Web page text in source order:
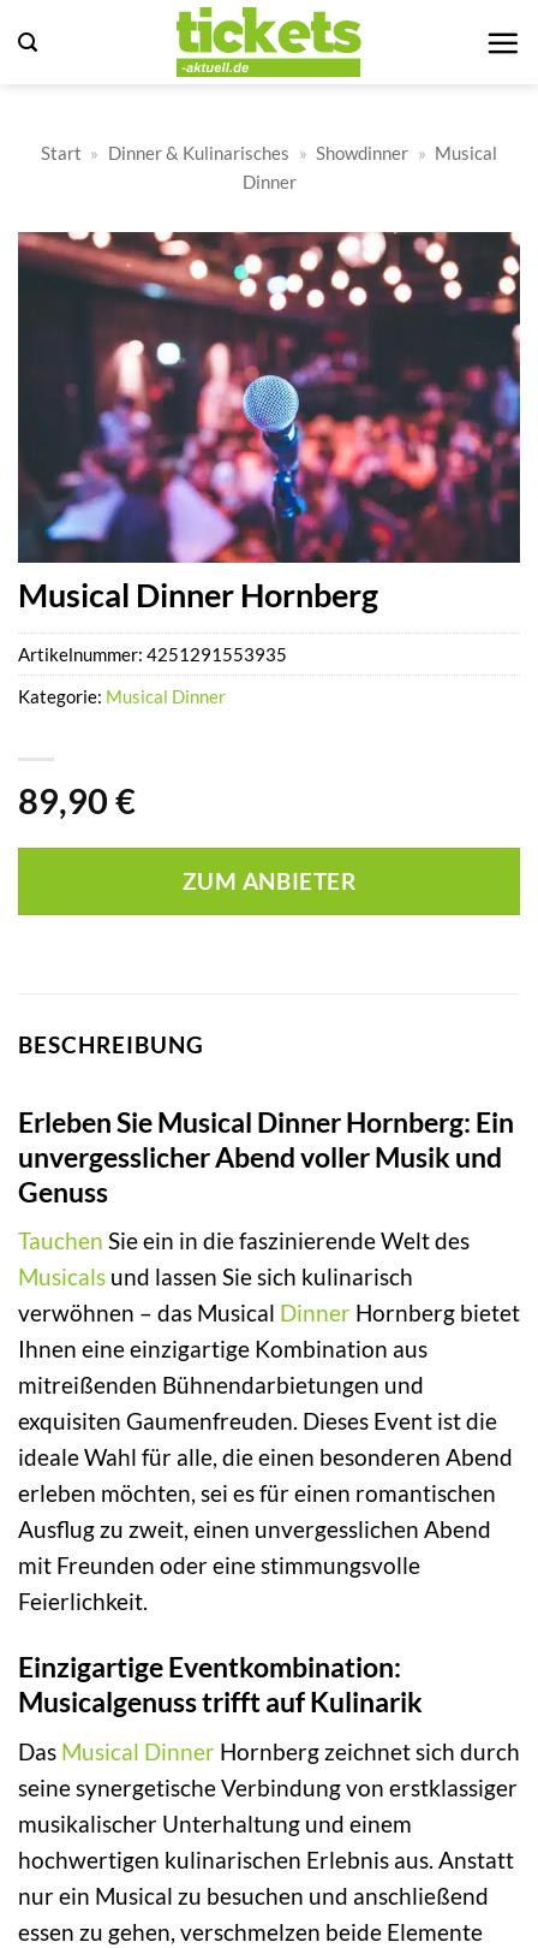
Inhalt
Start » Dinner & Kulinarisches » Showdinner » Musical
Dinner
Musical Dinner Hornberg
89,90 €
ZUM ANBIETER
Artikelnummer: 4251291553935
Kategorie: Musical Dinner
BESCHREIBUNG
Erleben Sie Musical Dinner Hornberg: Ein
unvergesslicher Abend voller Musik und
Genuss
Tauchen Sie ein in die faszinierende Welt des
Musicals und lassen Sie sich kulinarisch
verwöhnen – das Musical Dinner Hornberg bietet
Ihnen eine einzigartige Kombination aus
mitreißenden Bühnendarbietungen und
exquisiten Gaumenfreuden. Dieses Event ist die
ideale Wahl für alle, die einen besonderen Abend
erleben möchten, sei es für einen romantischen
Ausflug zu zweit, einen unvergesslichen Abend
mit Freunden oder eine stimmungsvolle
Feierlichkeit.
Einzigartige Eventkombination:
Musicalgenuss trifft auf Kulinarik
Das Musical Dinner Hornberg zeichnet sich durch
seine synergetische Verbindung von erstklassiger
musikalischer Unterhaltung und einem
hochwertigen kulinarischen Erlebnis aus. Anstatt
nur ein Musical zu besuchen und anschließend
essen zu gehen, verschmelzen beide Elemente